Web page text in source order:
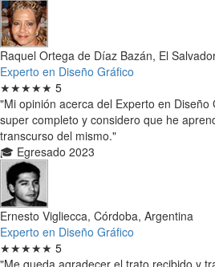
Raquel Ortega de Díaz Bazán, El
Experto en Diseño Gráfico
★★★★★ 5
"Mi opinión acerca del Experto en
super completo y considero que he
transcurso del mismo."
🎓 Egresado 2023
Ernesto Vigliecca, Córdoba, Argentina
Experto en Diseño Gráfico
★★★★★ 5
"Me queda agradecer el trato recibido y